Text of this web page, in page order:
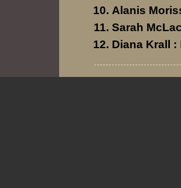
Alanis
Sarah
Diana Krall
: